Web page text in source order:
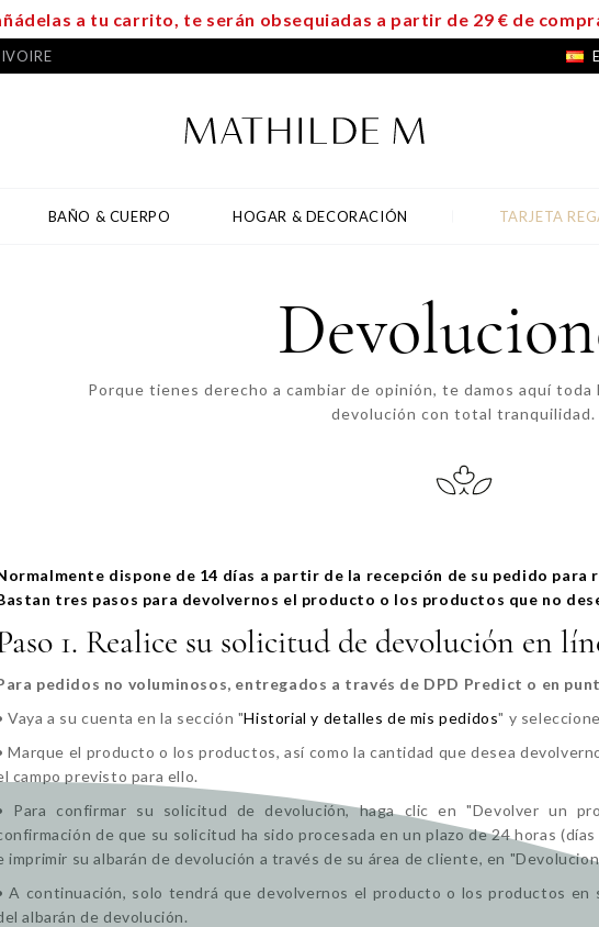
a tu carrito, te serán obsequiadas a partir de 29 € de
BAÑO & CUERPO HOGAR & DECORACIÓN TARJETA
Porque tienes derecho a cambiar de opinión, te damos aquí
devolución con total tranquilidad.
dispone de 14 días a partir de la recepción de su pedido
tres pasos para devolvernos el producto o los productos que no
1. Realice su solicitud de devolución en
pedidos no voluminosos, entregados a través de DPD Predict o en
Vaya a su cuenta en la sección "Historial y detalles de mis pedidos" y
Marque el producto o los productos, así como la cantidad que desea
campo previsto para ello.
Para confirmar su solicitud de devolución, haga clic en "Devolver un
de que su solicitud ha sido procesada en un plazo de 24 horas
imprimir su albarán de devolución a través de su área de cliente, en
A continuación, solo tendrá que devolvernos el producto o los productos en
albarán de devolución.